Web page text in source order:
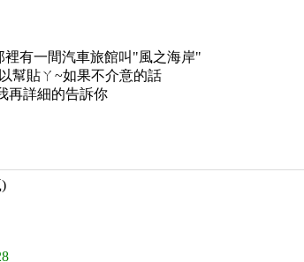
有一間汽車旅館叫"風之海岸"
幫貼ㄚ~如果不介意的話
再詳細的告訴你